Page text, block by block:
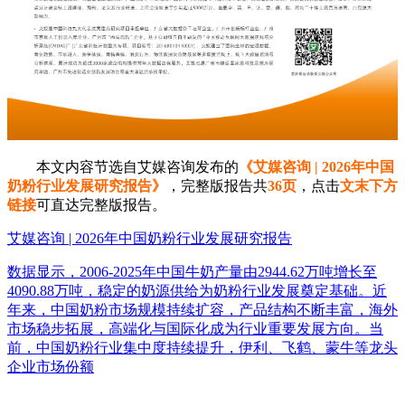
本文内容节选自艾媒咨询发布的 《艾媒咨询 | 2026年中国
奶粉行业发展研究报告》
，完整版报告共36页 ，点击文末下方
链接可直达完整版报告。
艾媒咨询 | 2026年中国奶粉行业发展研究报告
数据显示，2006-2025年中国牛奶产量由2944.62万吨增长至
4090.88万吨，稳定的奶源供给为奶粉行业发展奠定基础。近
年来，中国奶粉市场规模持续扩容，产品结构不断丰富，海外
市场稳步拓展，高端化与国际化成为行业重要发展方向。当
前，中国奶粉行业集中度持续提升，伊利、飞鹤、蒙牛等龙头
企业市场份额